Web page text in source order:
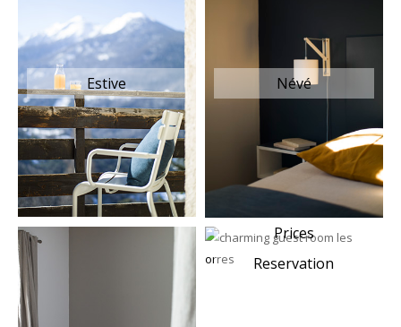
Estive Névé
Prices
Reservation